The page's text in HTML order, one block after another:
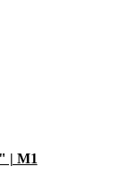
| M1